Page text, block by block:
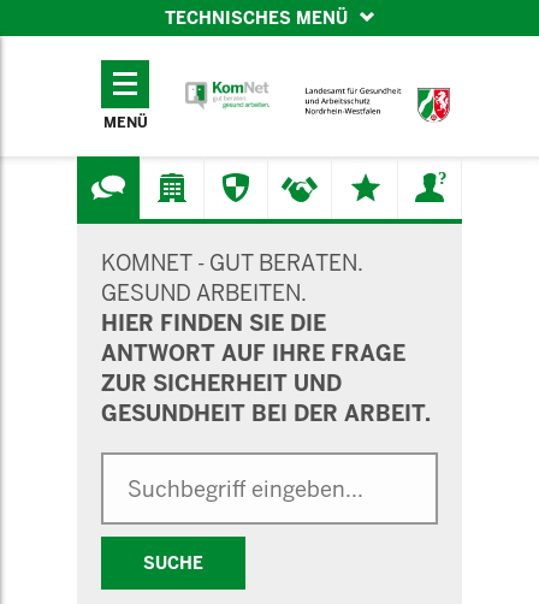
TECHNISCHES MENÜ
TECHNISCHES
MENÜ
KOMNET - GUT BERATEN.
GESUND ARBEITEN.
HIER FINDEN SIE DIE
ANTWORT AUF IHRE FRAGE
ZUR SICHERHEIT UND
GESUNDHEIT BEI DER ARBEIT.
SUCHE